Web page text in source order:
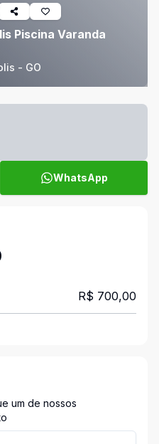
Piscina Varanda
- GO
WhatsApp
R$ 700,00
um de nossos